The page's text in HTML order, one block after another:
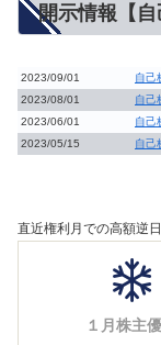
開示情報【自
2023/09/01
自己
2023/08/01
自己
2023/06/01
自己
2023/05/15
自己
直近権利月での高額逆
１月株主